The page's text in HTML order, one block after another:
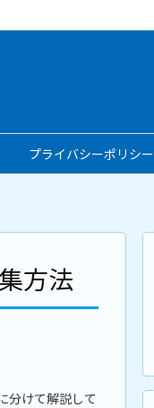
プライバシーポリシー
方法
分けて解説して